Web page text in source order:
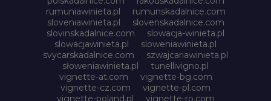
rumuniawinieta.pl
rumunskadalnice.com
sloveniawinieta.pl
slovenskadalnice.com
slovinskadalnice.com
slowacja-winieta.pl
slowacjawinieta.pl
sloweniawinieta.pl
svycarskadalnice.com
szwajcariawinieta.pl
słoweniawinieta.pl
tunellivigno.pl
vignette-at.com
vignette-bg.com
vignette-cz.com
vignette-pl.com
vignette-poland.pl
vignette-ro.com